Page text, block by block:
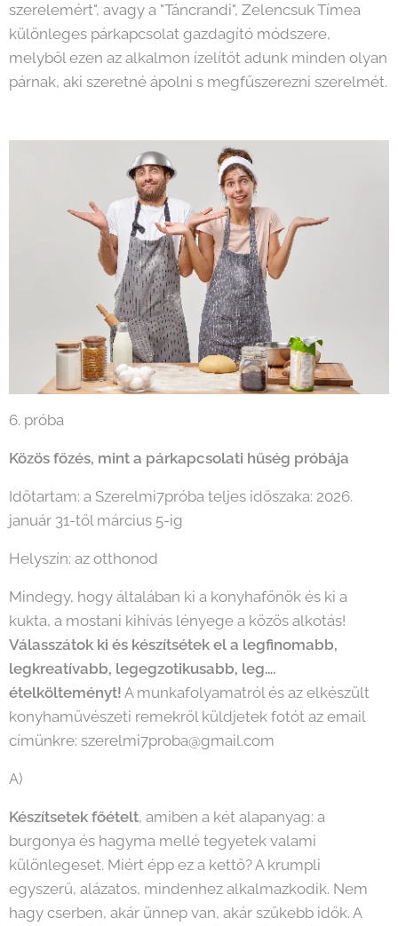
szerelemért", avagy a "Táncrandi", Zelencsuk Tímea
különleges párkapcsolat gazdagító módszere,
melyből ezen az alkalmon ízelítőt adunk minden olyan
párnak, aki szeretné ápolni s megfűszerezni szerelmét.
6. próba
Közös főzés, mint a párkapcsolati hűség próbája
Időtartam: a Szerelmi7próba teljes időszaka: 2026.
január 31-től március 5-ig
Helyszín: az otthonod
Mindegy, hogy általában ki a konyhafőnök és ki a
kukta, a mostani kihívás lényege a közös alkotás!
Válasszátok ki és készítsétek el a legfinomabb,
legkreatívabb, legegzotikusabb, leg….
ételkölteményt! A munkafolyamatról és az elkészült
konyhaművészeti remekről küldjetek fotót az email
címünkre: szerelmi7proba@gmail.com
A)
Készítsetek főételt, amiben a két alapanyag: a
burgonya és hagyma mellé tegyetek valami
különlegeset. Miért épp ez a kettő? A krumpli
egyszerű, alázatos, mindenhez alkalmazkodik. Nem
hagy cserben, akár ünnep van, akár szűkebb idők. A